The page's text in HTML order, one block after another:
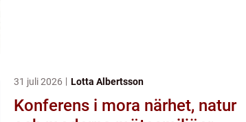
31 juli 2026 Lotta Albertsson
Konferens i mora närhet, natur